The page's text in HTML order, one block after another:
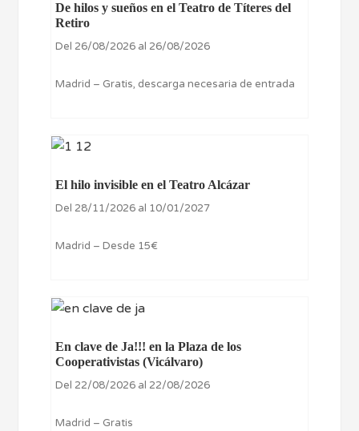
De hilos y sueños en el Teatro de Títeres del
Retiro
Del 26/08/2026 al 26/08/2026
Madrid – Gratis, descarga necesaria de entrada
El hilo invisible en el Teatro Alcázar
Del 28/11/2026 al 10/01/2027
Madrid – Desde 15€
En clave de Ja!!! en la Plaza de los
Cooperativistas (Vicálvaro)
Del 22/08/2026 al 22/08/2026
Madrid – Gratis